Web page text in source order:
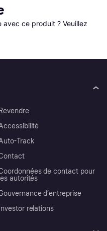
ce produit ? Veuillez
Revendre
Track
de contact pour
les autorités
d’entreprise
Investor relations